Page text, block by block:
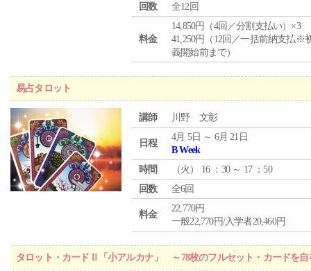
回数
全12回
料金
14,850円（4回／分割支払い）×3
41,250円（12回／一括前納支払※
義開始前まで）
易占タロット
講師 川野 文彰
日程
4月 5日 ～ 6月 21日
B Week
時間
（火 ） 16 ：30 ～ 17 ：50
回数
全6回
料金
22,770円
一般22,770円/入学者20,460円
タロット・カードⅡ「小アルカナ」 ～78枚のフルセット・カードを自